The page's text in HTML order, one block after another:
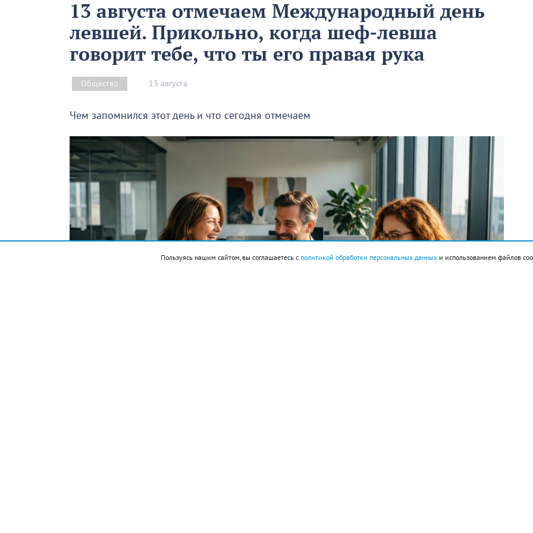
13 августа отмечаем Международный день
левшей. Прикольно, когда шеф-левша
говорит тебе, что ты его правая рука
Общество 13 августа
Чем запомнился этот день и что сегодня отмечаем
Пользуясь нашим сайтом, вы соглашаетесь с политикой обработки персональных данныхи использованием файлов